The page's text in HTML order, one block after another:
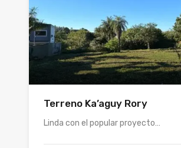
Terreno Ka’aguy Rory
Linda con el popular proyecto…